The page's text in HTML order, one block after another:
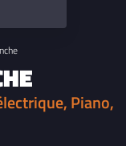
Piano,